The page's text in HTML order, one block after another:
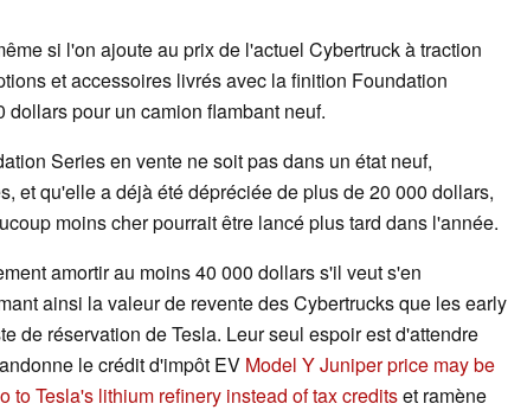
si l'on ajoute au prix de l'actuel Cybertruck à traction
et accessoires livrés avec la finition Foundation
pour un camion flambant neuf.
Series en vente ne soit pas dans un état neuf,
et qu'elle a déjà été dépréciée de plus de 20 000 dollars,
moins cher pourrait être lancé plus tard dans l'année.
amortir au moins 40 000 dollars s'il veut s'en
ainsi la valeur de revente des Cybertrucks que les early
de réservation de Tesla. Leur seul espoir est d'attendre
le crédit d'impôt EV Model Y Juniper price may be
to Tesla's lithium refinery instead of tax creditset ramène